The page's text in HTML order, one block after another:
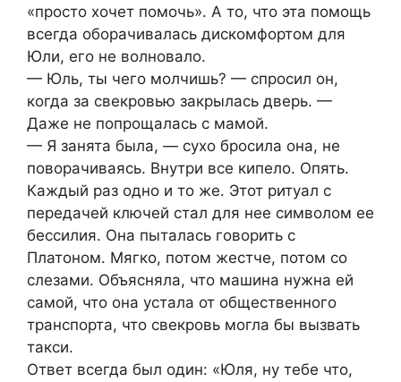
«просто хочет помочь». А то, что эта помощь
всегда оборачивалась дискомфортом для
Юли, его не волновало.
— Юль, ты чего молчишь? — спросил он,
когда за свекровью закрылась дверь. —
Даже не попрощалась с мамой.
— Я занята была, — сухо бросила она, не
поворачиваясь. Внутри все кипело. Опять.
Каждый раз одно и то же. Этот ритуал с
передачей ключей стал для нее символом ее
бессилия. Она пыталась говорить с
Платоном. Мягко, потом жестче, потом со
слезами. Объясняла, что машина нужна ей
самой, что она устала от общественного
транспорта, что свекровь могла бы вызвать
такси.
Ответ всегда был один: «Юля, ну тебе что,